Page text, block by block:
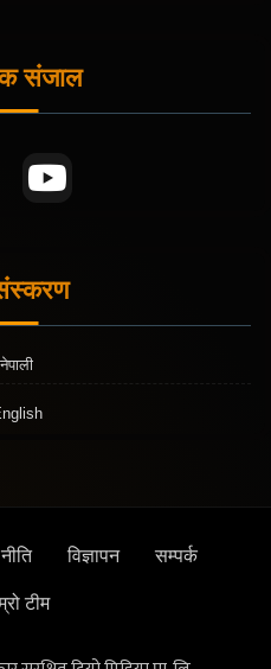
संजाल
नेपाली
विज्ञापन सम्पर्क
टीम